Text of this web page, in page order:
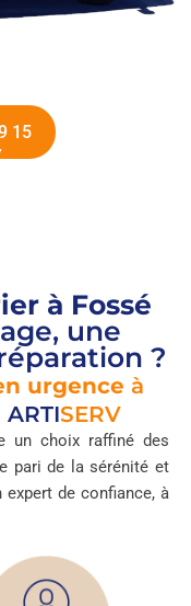
15
à Fossé
une
?
urgence à
ARTISERV
un choix raffiné des
pari de la sérénité et
de confiance, à